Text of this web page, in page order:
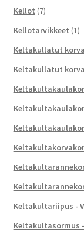
Kellot (7)
Kellotarvikkeet (1)
Keltakullatut
Keltakullatut
Keltakultariipus -
Keltakultasormus